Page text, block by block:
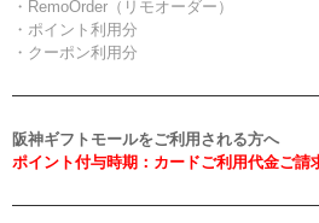
・RemoOrder（リモオーダー）
・ポイント利用分
・クーポン利用分
阪神ギフトモールをご利用される方へ
ポイント付与時期：カードご利用代金ご請